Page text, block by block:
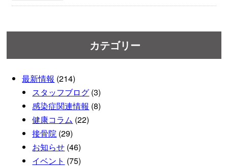
カテゴリー
最新情報 (214)
スタッフブログ (3)
感染症関連情報 (8)
健康コラム (22)
接骨院 (29)
お知らせ (46)
イベント (75)